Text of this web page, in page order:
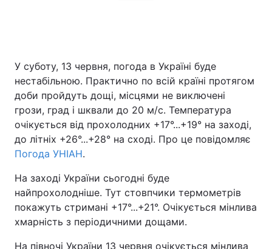
У суботу, 13 червня, погода в Україні буде
нестабільною. Практично по всій країні протягом
доби пройдуть дощі, місцями не виключені
грози, град і шквали до 20 м/с. Температура
очікується від прохолодних +17°...+19° на заході,
до літніх +26°...+28° на сході. Про це повідомляє
Погода УНІАН.
На заході України сьогодні буде
найпрохолодніше. Тут стовпчики термометрів
покажуть стримані +17°...+21°. Очікується мінлива
хмарність з періодичними дощами.
На півночі України 13 червня очікується мінлива